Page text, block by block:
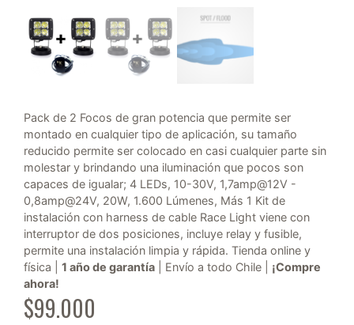
Pack de 2 Focos de gran potencia que permite ser
montado en cualquier tipo de aplicación, su tamaño
reducido permite ser colocado en casi cualquier parte sin
molestar y brindando una iluminación que pocos son
capaces de igualar; 4 LEDs, 10-30V, 1,7amp@12V -
0,8amp@24V, 20W, 1.600 Lúmenes, Más 1 Kit de
instalación con harness de cable Race Light viene con
interruptor de dos posiciones, incluye relay y fusible,
permite una instalación limpia y rápida. Tienda online y
física | 1 año de garantía | Envío a todo Chile | ¡Compre
ahora!
$99.000